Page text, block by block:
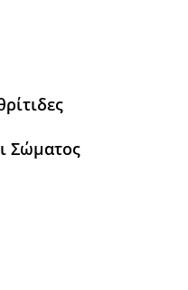
Σώματος